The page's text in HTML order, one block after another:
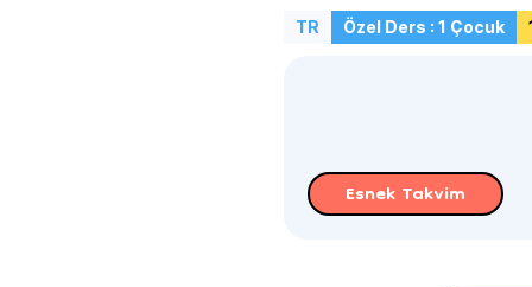
TR Özel Ders : 1 Çocuk
Esnek Takvim